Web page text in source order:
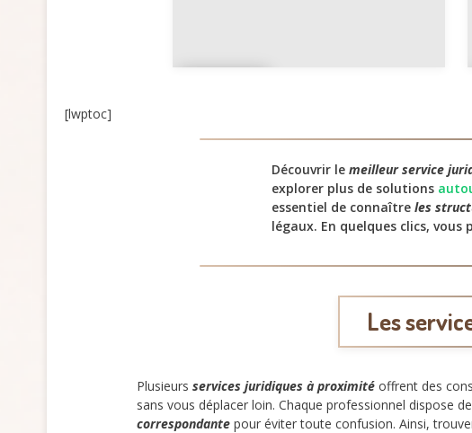
[lwptoc]
Découvrir le meilleur service
explorer plus de solutions
essentiel de connaître les
légaux. En quelques clics,
Les
Plusieurs services juridiques à proximité offrent des
sans vous déplacer loin. Chaque professionnel dispose
correspondante pour éviter toute confusion. Ainsi,